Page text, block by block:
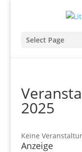
Select Page
2025
Keine
Anzeige